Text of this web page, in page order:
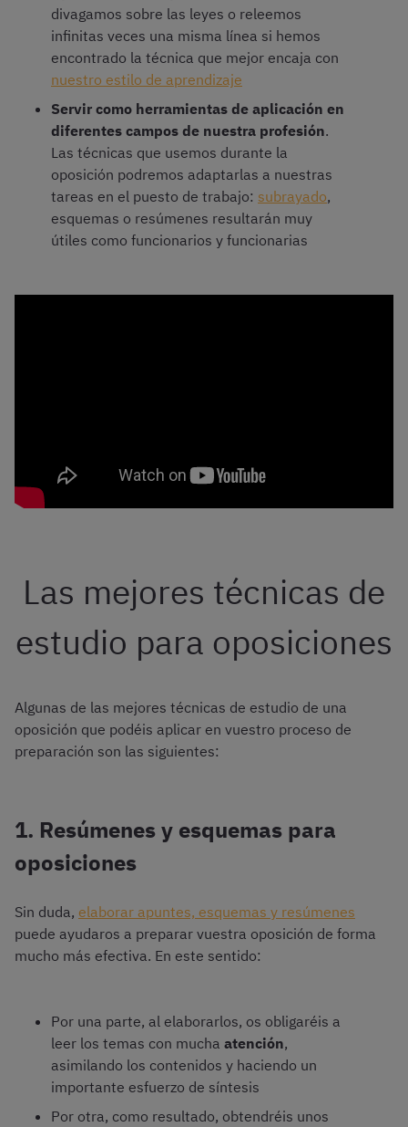
divagamos sobre las leyes o releemos
infinitas veces una misma línea si hemos
encontrado la técnica que mejor encaja con
nuestro estilo de aprendizaje
Servir como herramientas de aplicación en
diferentes campos de nuestra profesión.
Las técnicas que usemos durante la
oposición podremos adaptarlas a nuestras
tareas en el puesto de trabajo: subrayado,
esquemas o resúmenes resultarán muy
útiles como funcionarios y funcionarias
Las mejores técnicas de
estudio para oposiciones
Algunas de las mejores técnicas de estudio de una
oposición que podéis aplicar en vuestro proceso de
preparación son las siguientes:
1. Resúmenes y esquemas para
oposiciones
Sin duda, elaborar apuntes, esquemas y resúmenes
puede ayudaros a preparar vuestra oposición de forma
mucho más efectiva. En este sentido:
Por una parte, al elaborarlos, os obligaréis a
leer los temas con mucha atención,
asimilando los contenidos y haciendo un
importante esfuerzo de síntesis
Por otra, como resultado, obtendréis unos